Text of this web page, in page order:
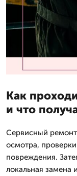
Как
и что
Сервисный
осмотра,
повреждения.
локальная замена